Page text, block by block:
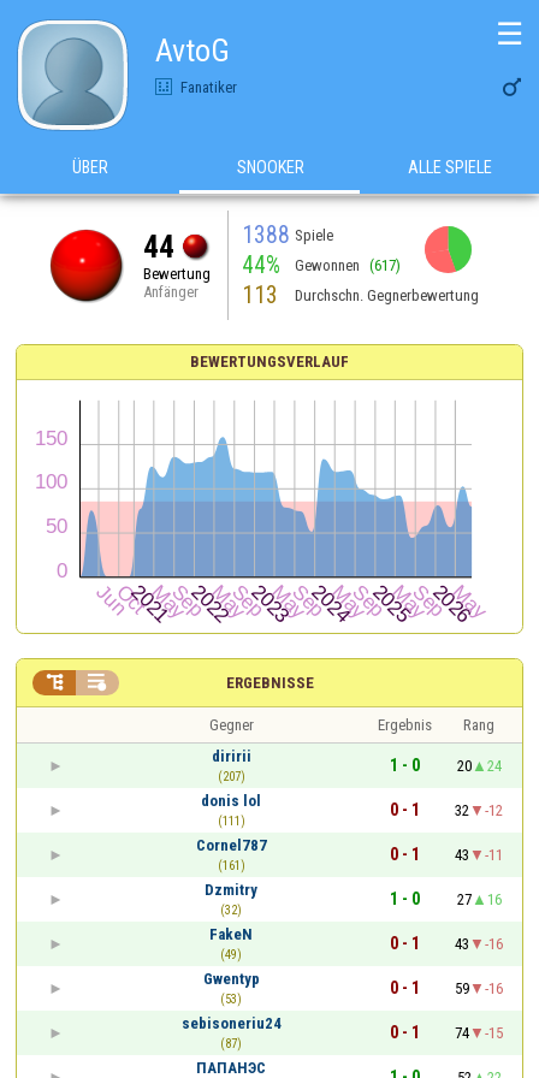
AvtoG
Fanatiker 
☰
ÜBER SNOOKER ALLE SPIELE
44
Bewertung
Anfänger
1388 Spiele
44% Gewonnen (617)
113 Durchschn. Gegnerbewertung
BEWERTUNGSVERLAUF
ERGEBNISSE
 
Gegner Ergebnis
Rang
diririi
(207)
1 - 0 20
24
donis lol
(111)
0 - 1 32
-12
Cornel787
(161)
0 - 1 43
-11
Dzmitry
(32)
1 - 0 27
16
FakeN
(49)
0 - 1 43
-16
Gwentyp
(53)
0 - 1 59
-16
sebisoneriu24
(87)
0 - 1 74
-15
ПАПАНЭС